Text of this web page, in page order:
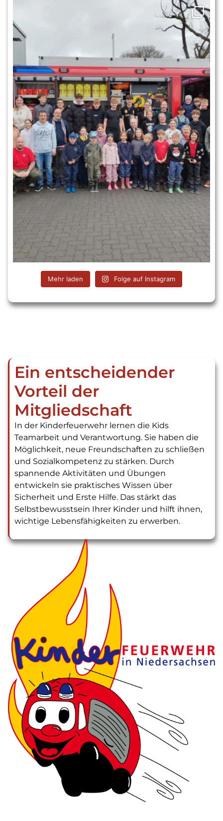
Mehr laden Folge auf Instagram
Ein entscheidender
Vorteil der
Mitgliedschaft
In der Kinderfeuerwehr lernen die Kids
Teamarbeit und Verantwortung. Sie haben die
Möglichkeit, neue Freundschaften zu schließen
und Sozialkompetenz zu stärken. Durch
spannende Aktivitäten und Übungen
entwickeln sie praktisches Wissen über
Sicherheit und Erste Hilfe. Das stärkt das
Selbstbewusstsein Ihrer Kinder und hilft ihnen,
wichtige Lebensfähigkeiten zu erwerben.